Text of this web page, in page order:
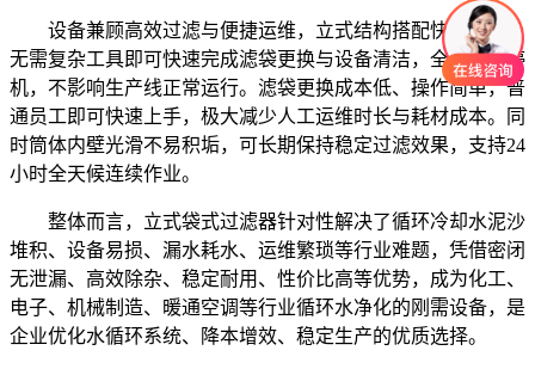
设备兼顾高效过滤与便捷运维，立式结构搭配快开设计，
无需复杂工具即可快速完成滤袋更换与设备清洁，全程无需停
机，不影响生产线正常运行。滤袋更换成本低、操作简单，普
通员工即可快速上手，极大减少人工运维时长与耗材成本。同
时筒体内壁光滑不易积垢，可长期保持稳定过滤效果，支持24
小时全天候连续作业。
整体而言，立式袋式过滤器针对性解决了循环冷却水泥沙
堆积、设备易损、漏水耗水、运维繁琐等行业难题，凭借密闭
无泄漏、高效除杂、稳定耐用、性价比高等优势，成为化工、
电子、机械制造、暖通空调等行业循环水净化的刚需设备，是
企业优化水循环系统、降本增效、稳定生产的优质选择。